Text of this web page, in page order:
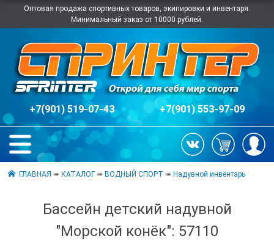
Оптовая продажа спортивных товаров, экипировки и инвентаря.
Минимальный заказ от 10000 рублей.
+7(901) 519-07-43 +7(901) 553-97-09
ГЛАВНАЯ ➠КАТАЛОГ ➠ВОДНЫЙ СПОРТ ➠Надувной инвентарь
Бассейн детский надувной
"Морской конёк": 57110